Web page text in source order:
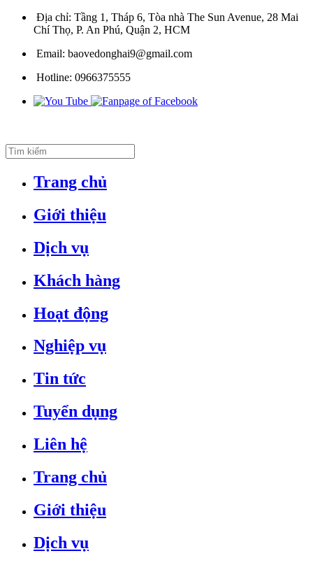
Địa chỉ: Tầng 1, Tháp 6, Tòa nhà The Sun Avenue, 28 Mai
Chí Thọ, P. An Phú, Quận 2, HCM
Email: baovedonghai9@gmail.com
Hotline: 0966375555
Trang chủ
Giới thiệu
Dịch vụ
Khách hàng
Hoạt động
Nghiệp vụ
Tin tức
Tuyển dụng
Liên hệ
Trang chủ
Giới thiệu
Dịch vụ